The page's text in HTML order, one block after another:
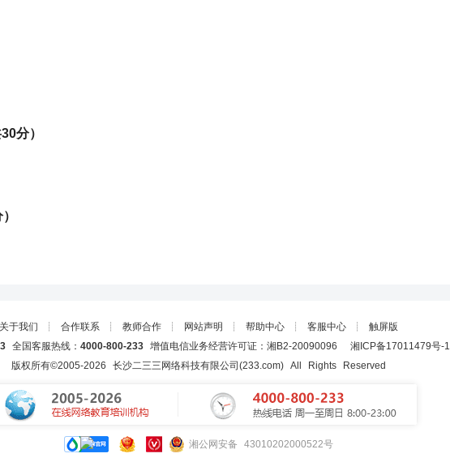
分）
关于我们 ┊ 合作联系 ┊ 教师合作 ┊ 网站声明 ┊ 帮助中心 ┊ 客服中心 ┊ 触屏版
全国客服热线： 4000-800-233增值电信业务经营许可证：湘B2-20090096 湘ICP备17011479号-1
版权所有©2005-2026 长沙二三三网络科技有限公司(233.com) All Rights Reserved
湘公网安备 43010202000522号